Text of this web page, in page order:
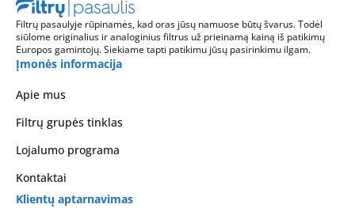
Filtrų pasaulyje rūpinamės, kad oras jūsų namuose būtų švarus. Todėl
siūlome originalius ir analoginius filtrus už prieinamą kainą iš patikimų
Europos gamintojų. Siekiame tapti patikimu jūsų pasirinkimu ilgam.
Įmonės informacija
Apie mus
Filtrų grupės tinklas
Lojalumo programa
Kontaktai
Klientų aptarnavimas